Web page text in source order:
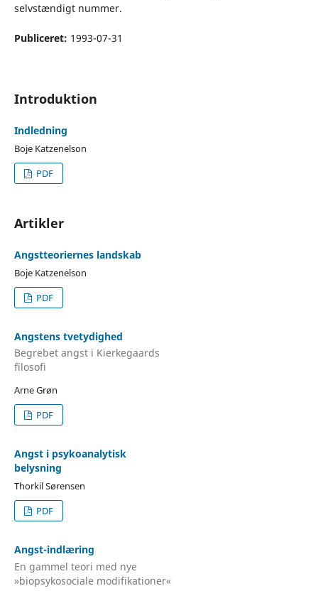
selvstændigt nummer.
Publiceret: 1993-07-31
Introduktion
Indledning
Boje Katzenelson
PDF
Artikler
Angstteoriernes landskab
Boje Katzenelson
PDF
Angstens tvetydighed
Begrebet angst i Kierkegaards
filosofi
Arne Grøn
PDF
Angst i psykoanalytisk
belysning
Thorkil Sørensen
PDF
Angst-indlæring
En gammel teori med nye
»biopsykosociale modifikationer«